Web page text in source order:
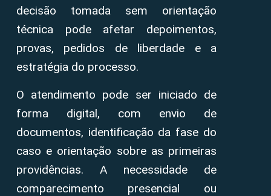
decisão tomada sem orientação
técnica pode afetar depoimentos,
provas, pedidos de liberdade e a
estratégia do processo.
O atendimento pode ser iniciado de
forma digital, com envio de
documentos, identificação da fase do
caso e orientação sobre as primeiras
providências. A necessidade de
comparecimento presencial ou